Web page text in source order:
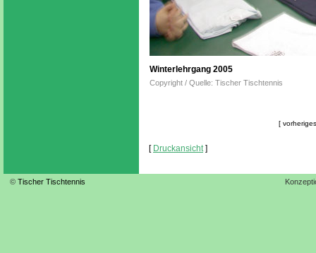
Winterlehrgang 2005
Copyright / Quelle: Tischer Tischtennis
[
[ Druckansicht]
© Tischer Tischtennis